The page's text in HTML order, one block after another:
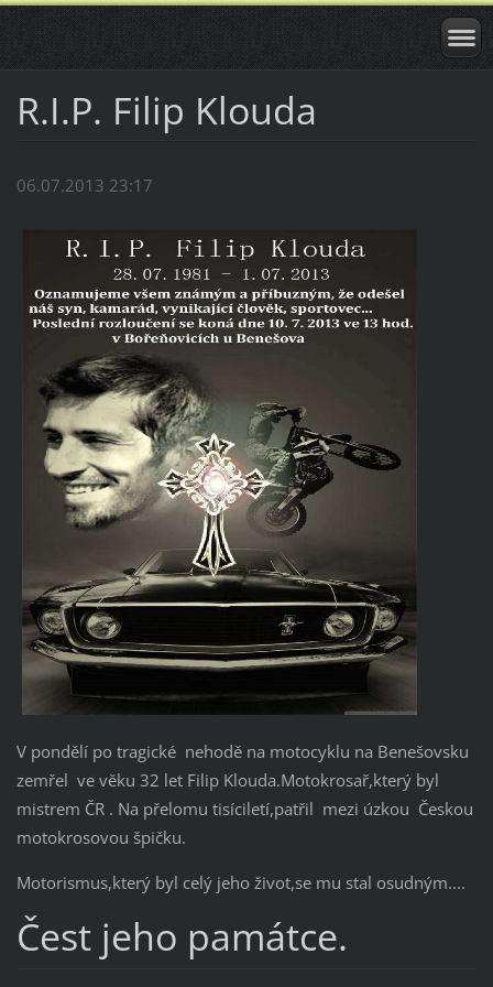
R.I.P. Filip Klouda
06.07.2013 23:17
V pondělí po tragické nehodě na motocyklu na Benešovsku
zemřel ve věku 32 let Filip Klouda.Motokrosař,který byl
mistrem ČR . Na přelomu tisíciletí,patřil mezi úzkou Českou
motokrosovou špičku.
Motorismus,který byl celý jeho život,se mu stal osudným....
Čest jeho památce.